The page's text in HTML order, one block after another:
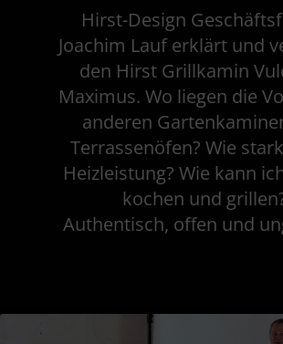
Hirst-Design
Joachim Lauf erklärt und
den Hirst Grillkamin
Maximus. Wo liegen die
anderen
Terrassenöfen? Wie
Heizleistung? Wie kann
kochen und
Authentisch, offen und